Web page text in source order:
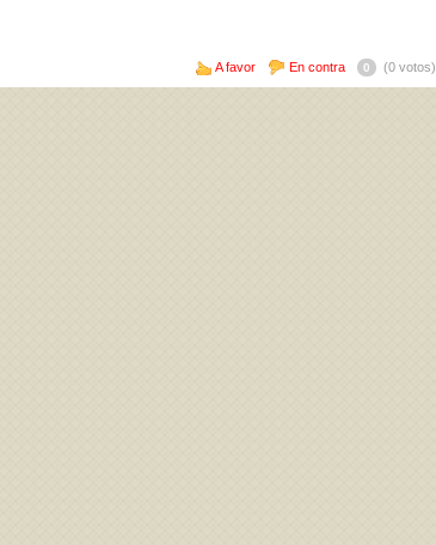
A favor En contra 0 (0 votos)